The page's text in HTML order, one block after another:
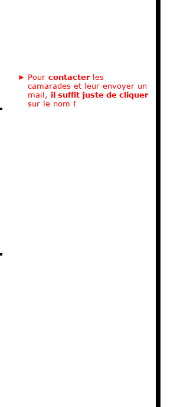
Pourcontacterles
camarades et leur envoyer un
mail, il suffit juste de cliquer
sur le nom !